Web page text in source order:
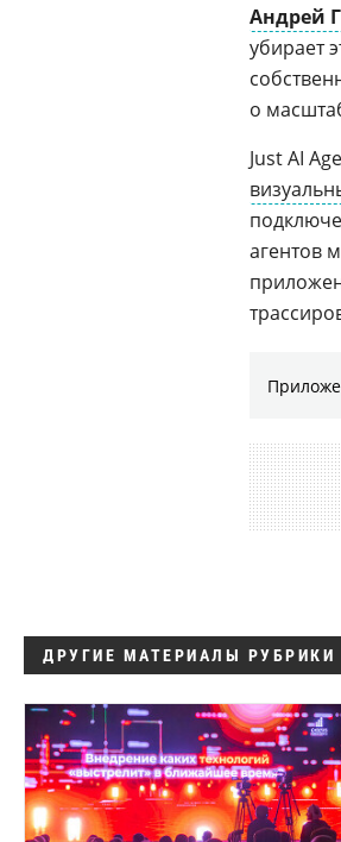
Андрей
убирает
о
Just AI
агентов
ДРУГИЕ МАТЕРИАЛЫ РУБРИКИ